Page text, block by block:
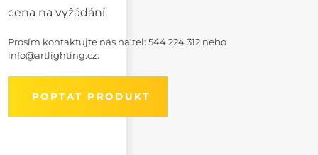
cena na vyžádání
Prosím kontaktujte nás natel: 544 224 312 nebo
info@artlighting.cz.
POPTAT PRODUKT